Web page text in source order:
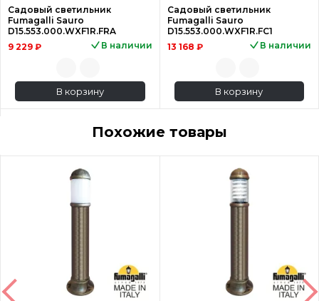
Садовый светильник
Fumagalli Sauro
D15.553.000.WXF1R.FRA
9 229 ₽
В наличии
В корзину
Садовый светильник
Fumagalli Sauro
D15.553.000.WXF1R.FC1
13 168 ₽
В наличии
В корзину
Похожие товары